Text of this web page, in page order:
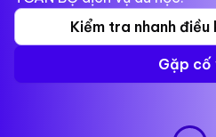
Kiểm tra nhanh
Gặp cố